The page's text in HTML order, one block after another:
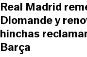
Real Madrid
Diomande y
hinchas
Barça